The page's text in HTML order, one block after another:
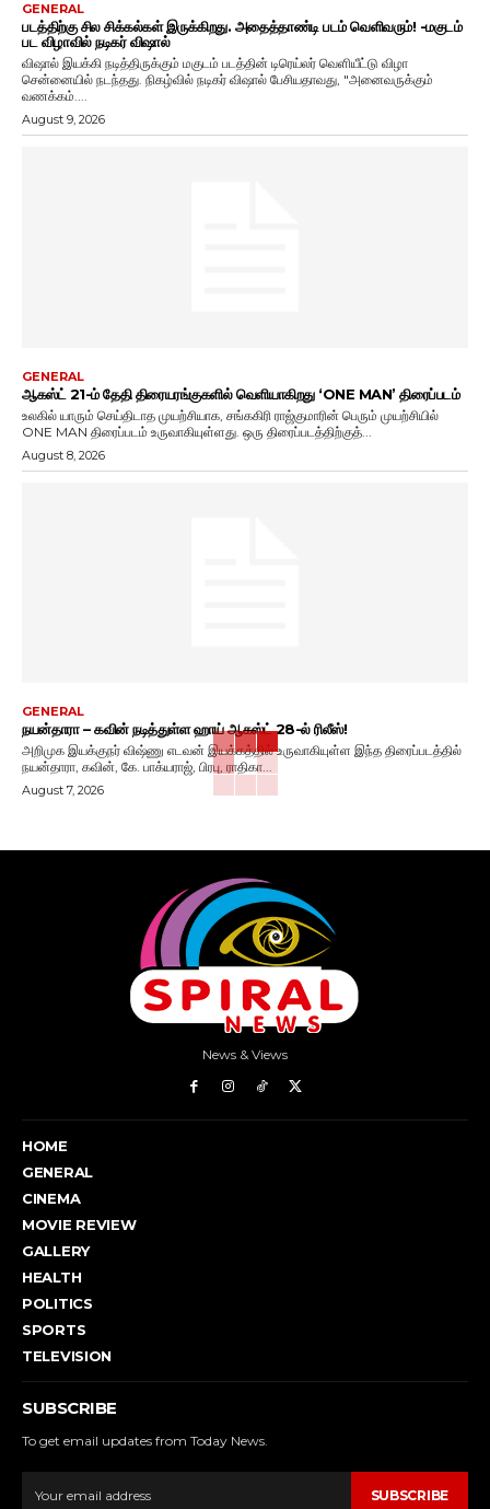
GENERAL
படத்திற்கு சில சிக்கல்கள் இருக்கிறது. அதைத்தாண்டி படம் வெளிவரும்! -மகுடம்
பட விழாவில் நடிகர் விஷால்
விஷால் இயக்கி நடித்திருக்கும் மகுடம் படத்தின் டிரெய்லர் வெளியீட்டு விழா
சென்னையில் நடந்தது. நிகழ்வில் நடிகர் விஷால் பேசியதாவது, "அனைவருக்கும்
வணக்கம்....
August 9, 2026
GENERAL
ஆகஸ்ட் 21-ம் தேதி திரையரங்குகளில் வெளியாகிறது ‘ONE MAN’ திரைப்படம்
உலகில் யாரும் செய்திடாத முயற்சியாக, சங்ககிரி ராஜ்குமாரின் பெரும் முயற்சியில்
ONE MAN திரைப்படம் உருவாகியுள்ளது. ஒரு திரைப்படத்திற்குத்...
August 8, 2026
GENERAL
நயன்தாரா – கவின் நடித்துள்ள ஹாய் ஆகஸ்ட் 28-ல் ரிலீஸ்!
அறிமுக இயக்குநர் விஷ்ணு எடவன் இயக்கத்தில் உருவாகியுள்ள இந்த திரைப்படத்தில்
நயன்தாரா, கவின், கே. பாக்யராஜ், பிரபு, ராதிகா...
August 7, 2026
News & Views
HOME
GENERAL
CINEMA
MOVIE REVIEW
GALLERY
HEALTH
POLITICS
SPORTS
TELEVISION
SUBSCRIBE
To get email updates from Today News.
SUBSCRIBE